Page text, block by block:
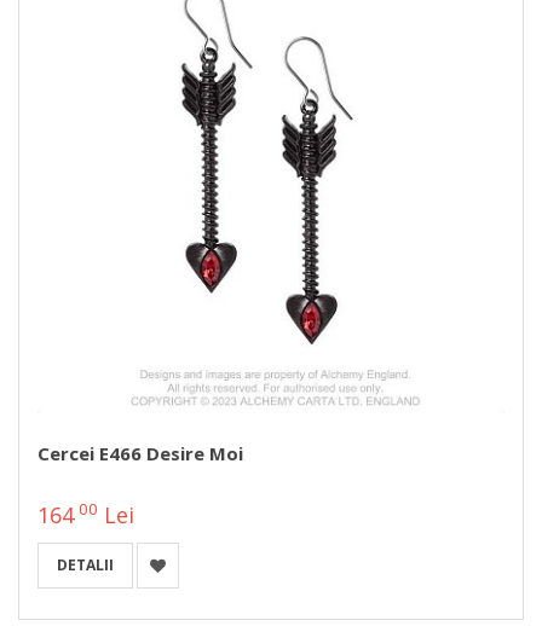
Cercei E466 Desire Moi
164 00 Lei
DETALII